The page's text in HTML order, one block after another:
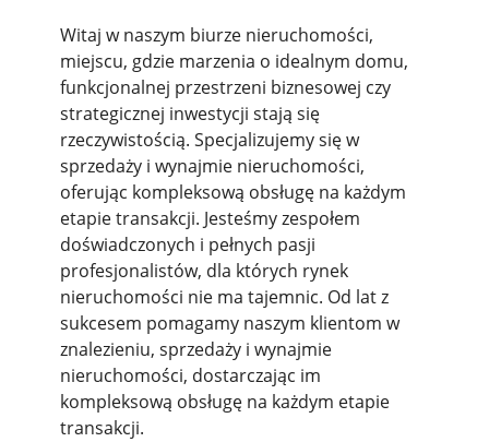
Witaj w naszym biurze nieruchomości,
miejscu, gdzie marzenia o idealnym domu,
funkcjonalnej przestrzeni biznesowej czy
strategicznej inwestycji stają się
rzeczywistością. Specjalizujemy się w
sprzedaży i wynajmie nieruchomości,
oferując kompleksową obsługę na każdym
etapie transakcji. Jesteśmy zespołem
doświadczonych i pełnych pasji
profesjonalistów, dla których rynek
nieruchomości nie ma tajemnic. Od lat z
sukcesem pomagamy naszym klientom w
znalezieniu, sprzedaży i wynajmie
nieruchomości, dostarczając im
kompleksową obsługę na każdym etapie
transakcji.